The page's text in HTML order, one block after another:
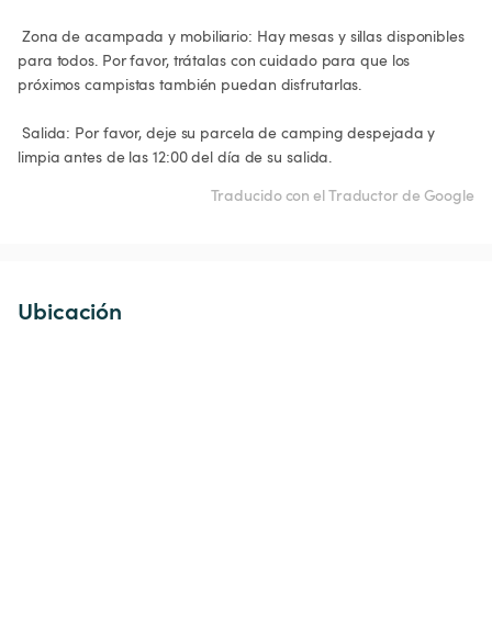
para todos. Por favor, trátalas con cuidado para que los
próximos campistas también puedan disfrutarlas.
limpia antes de las 12:00 del día de su salida.
Traducido con el Traductor de Google
Ubicación